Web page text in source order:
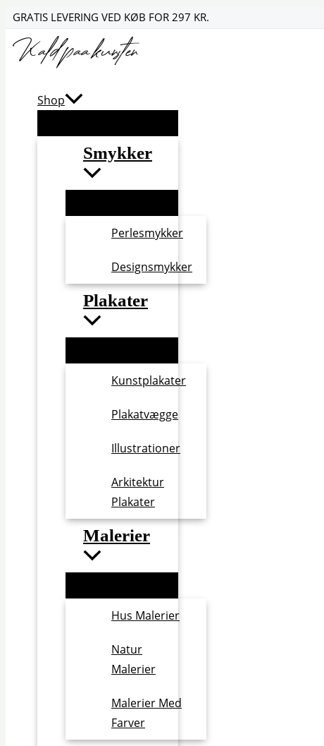
indholdet
GRATIS LEVERING VED KØB FOR 297 KR.
Shop
Smykker
Perlesmykker
Designsmykker
Plakater
Kunstplakater
Plakatvægge
Illustrationer
Arkitektur
Plakater
Malerier
Hus Malerier
Natur
Malerier
Malerier Med
Farver